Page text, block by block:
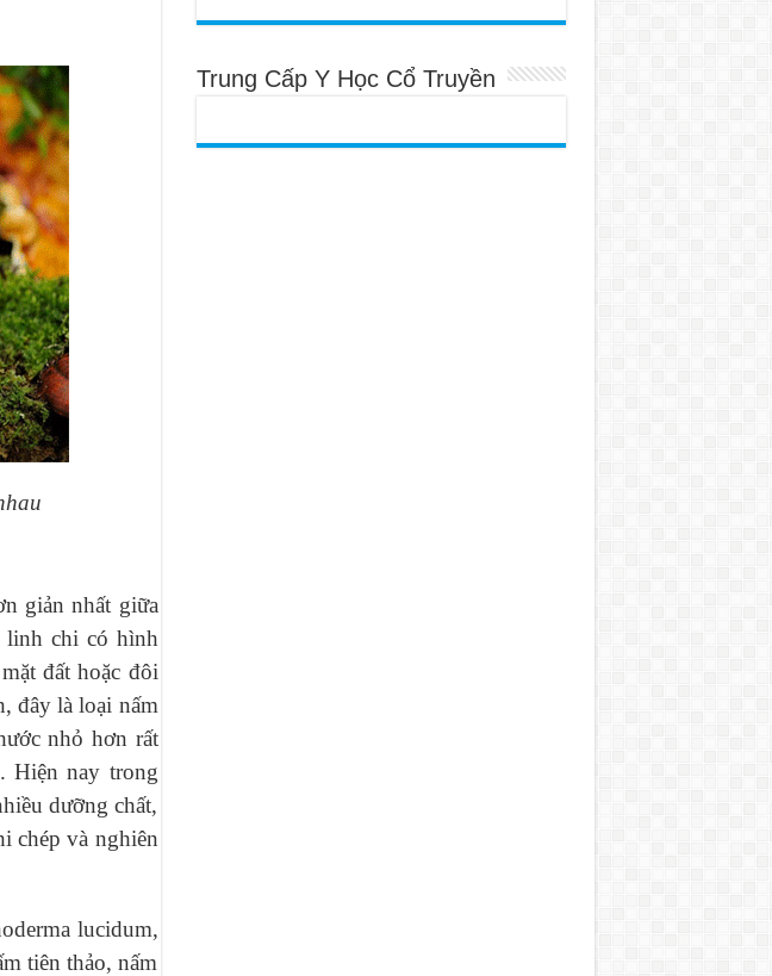
giản nhất giữa
linh chi có hình
đất hoặc đôi
đây là loại nấm
nhỏ hơn rất
Hiện nay trong
dưỡng chất,
chép và nghiên
lucidum,
tiên thảo, nấm
Trung Cấp Y Học Cổ Truyền